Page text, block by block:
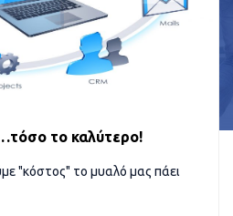
το καλύτερο!
"κόστος" το μυαλό μας πάει